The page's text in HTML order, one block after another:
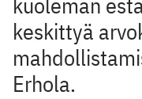
keskittyä
Erhola.